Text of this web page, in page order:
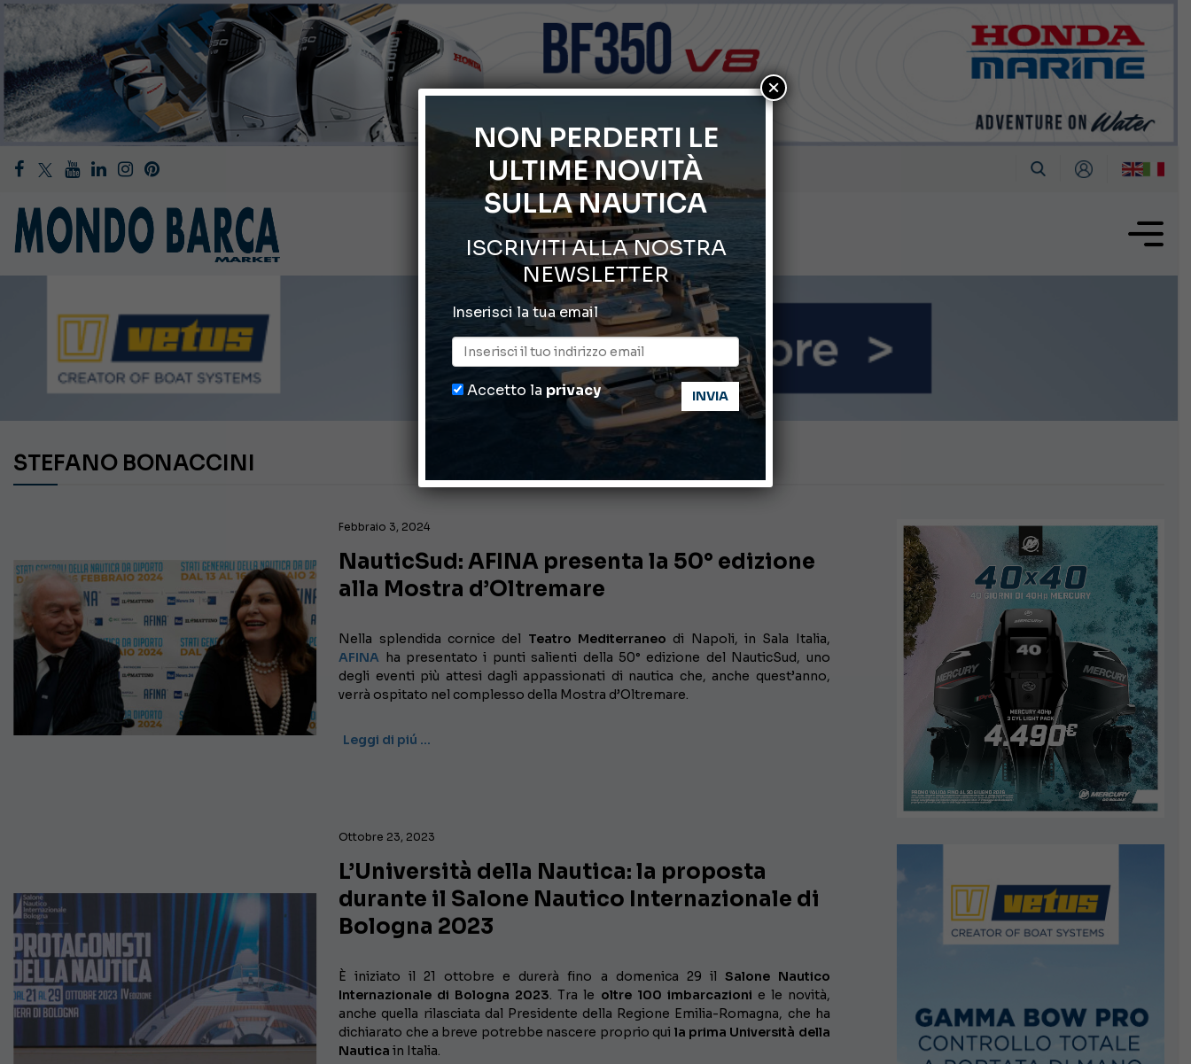
Gommoni Callegari acquisisce Geniuss
66° Salone Nautico Internazionale di Genova
Svelati i Mondiali di Wakeboard 2026
Cannes Yachting Festival 2026: tutte le novità attese a settembre
Montecristo Yachting, l’orologio per il diportista
STEFANO BONACCINI
Febbraio 3, 2024
NauticSud: AFINA presenta la 50° edizione
alla Mostra d’Oltremare
Nella splendida cornice del Teatro Mediterraneo di Napoli, in Sala Italia,
AFINA ha presentato i punti salienti della 50° edizione del NauticSud, uno
degli eventi più attesi dagli appassionati di nautica che, anche quest’anno,
verrà ospitato nel complesso della Mostra d’Oltremare.
Leggi di piú …
Ottobre 23, 2023
L’Università della Nautica: la proposta
durante il Salone Nautico Internazionale di
Bologna 2023
È iniziato il 21 ottobre e durerà fino a domenica 29 il Salone Nautico
Internazionale di Bologna 2023. Tra le oltre 100 imbarcazioni e le novità,
anche quella rilasciata dal Presidente della Regione Emilia-Romagna, che ha
dichiarato che a breve potrebbe nascere proprio qui la prima Università della
Nauticain Italia.
NON PERDERTI LE
ULTIME NOVITÀ
SULLA NAUTICA
ISCRIVITI ALLA NOSTRA
NEWSLETTER
Inserisci la tua email
Accetto la privacy
×